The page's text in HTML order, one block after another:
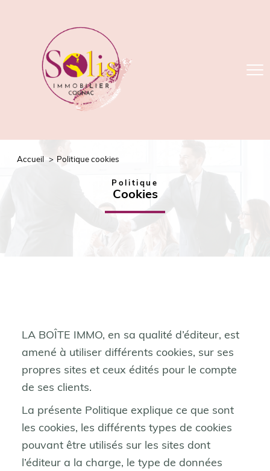
accueil politique cookies
politique
cookies
LA BOÎTE IMMO, en sa qualité d’éditeur, est
amené à utiliser différents cookies, sur ses
propres sites et ceux édités pour le compte
de ses clients.
La présente Politique explique ce que sont
les cookies, les différents types de cookies
pouvant être utilisés sur les sites dont
l’éditeur a la charge, le type de données